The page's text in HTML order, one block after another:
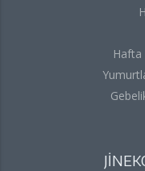
Hafta